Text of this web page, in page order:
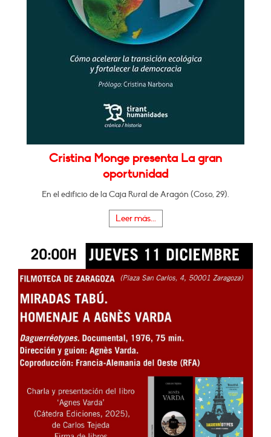
Cristina Monge presenta La gran
oportunidad
En el edificio de la Caja Rural de Aragón (Coso, 29).
Leer más...